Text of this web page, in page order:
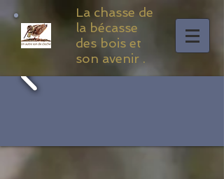
La chasse de
la bécasse
des bois et
son avenir .